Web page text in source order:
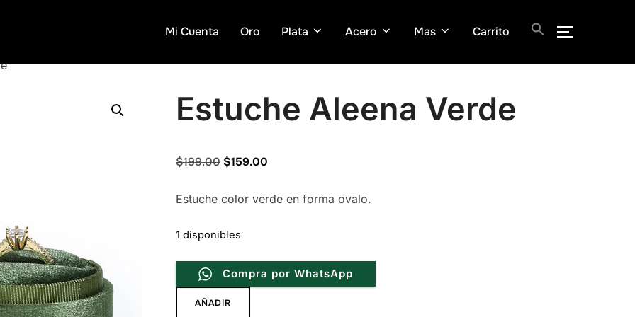
Mi Cuenta Oro Plata Acero Mas Carrito
Estuche Aleena Verde
$199.00 Original
was:
$159.00
is:
Estuche color verde en forma ovalo.
1 disponibles
Compra por WhatsApp
Estuche
AÑADIR